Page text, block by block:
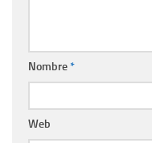
Nombre*
Web